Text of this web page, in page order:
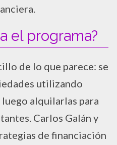
el programa?
de lo que parece: se
utilizando
alquilarlas para
Carlos Galán y
de financiación